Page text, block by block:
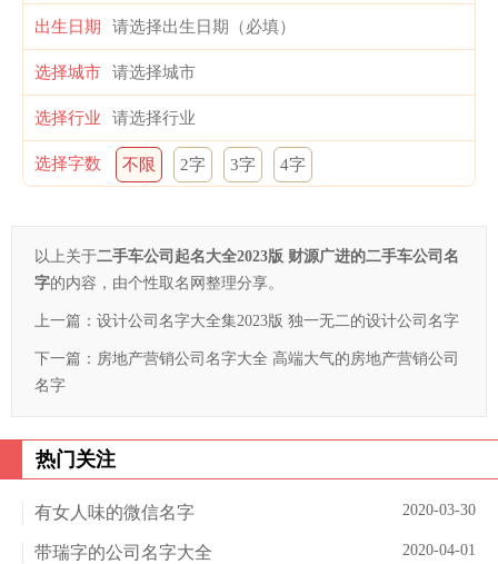
出生日期
选择城市
选择行业
选择字数 不限 2字 3字 4字
以上关于二手车公司起名大全2023版 财源广进的二手车公司名
字的内容，由个性取名网整理分享。
上一篇： 设计公司名字大全集2023版 独一无二的设计公司名字
下一篇： 房地产营销公司名字大全 高端大气的房地产营销公司
名字
热门关注
2020-03-30
有女人味的微信名字
2020-04-01
带瑞字的公司名字大全